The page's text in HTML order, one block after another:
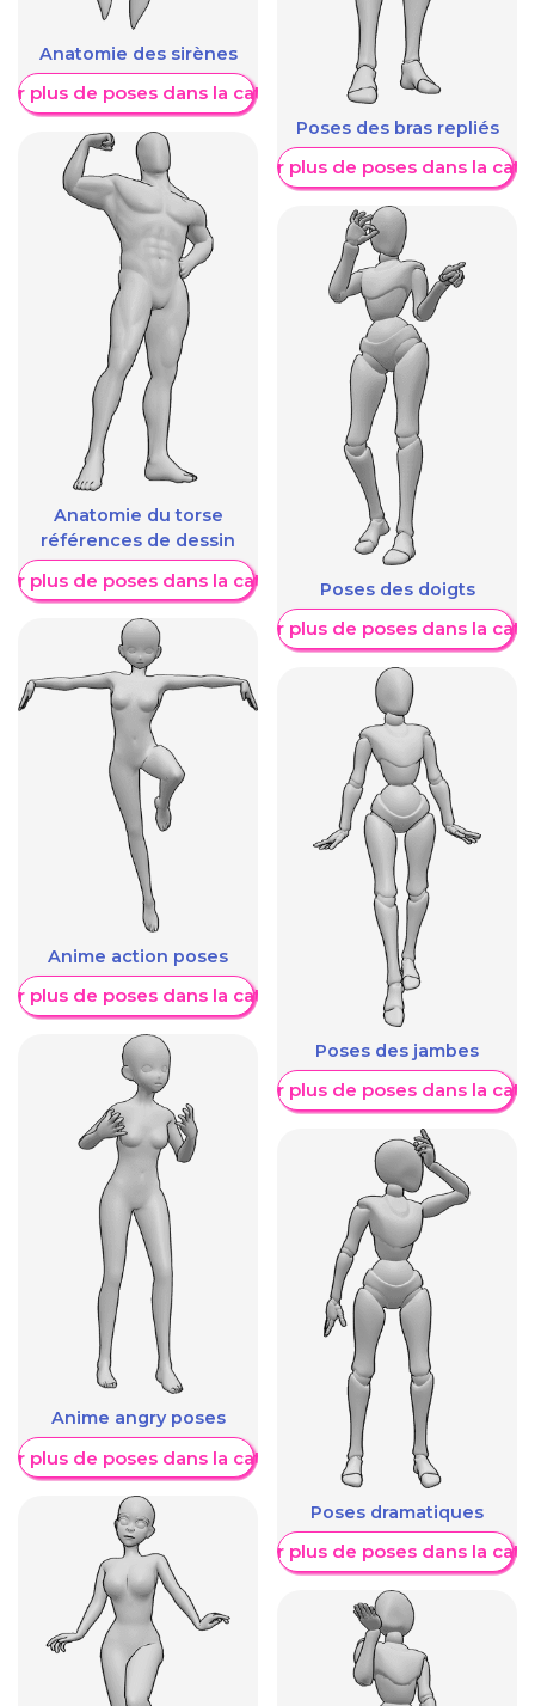
Anatomie des sirènes
plus de poses dans la catégorie
Anatomie du torse
références de dessin
plus de poses dans la catégorie
Anime action poses
plus de poses dans la catégorie
Anime angry poses
plus de poses dans la catégorie
Poses des bras repliés
Afficher plus de poses dans la
Poses des doigts
Afficher plus de poses dans la
Poses des jambes
Afficher plus de poses dans la
Poses dramatiques
Afficher plus de poses dans la